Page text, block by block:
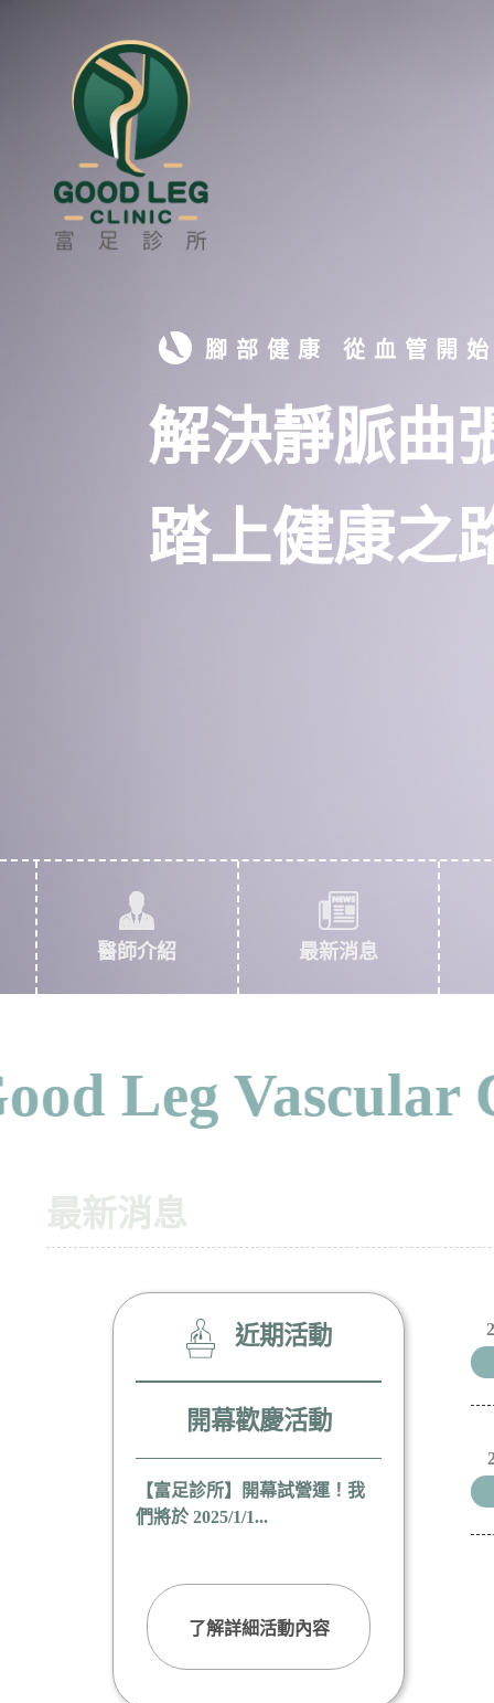
腳部健康 從血管開
解決靜脈曲
踏上健康之
醫師介紹 最新消息
Leg Vascular
最新消息
近期活動
開幕歡慶活動
【富足診所】開幕試營運！我
們將於 2025/1/1...
了解詳細活動內容